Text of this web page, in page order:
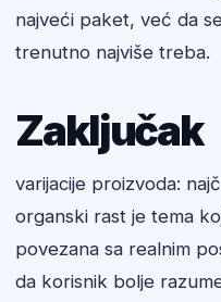
najveći paket, već da
trenutno najviše treba.
Zaključak
varijacije proizvoda:
organski rast je tema
povezana sa realnim
da korisnik bolje